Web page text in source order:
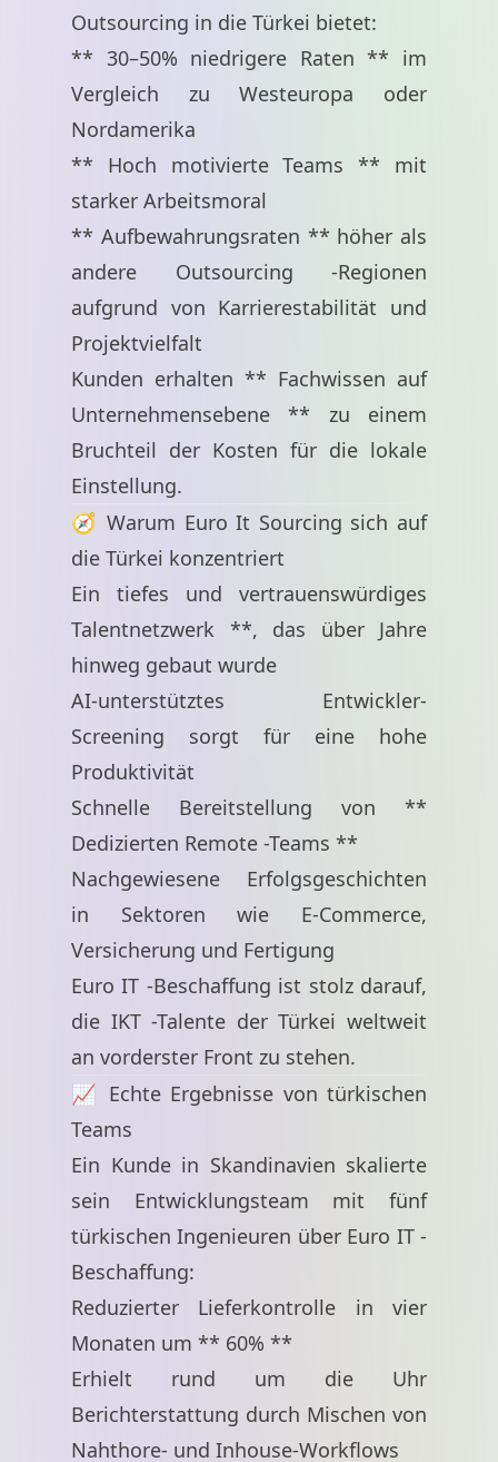
Outsourcing in die Türkei bietet:
** 30–50% niedrigere Raten ** im
Vergleich zu Westeuropa oder
Nordamerika
** Hoch motivierte Teams ** mit
starker Arbeitsmoral
** Aufbewahrungsraten ** höher als
andere Outsourcing -Regionen
aufgrund von Karrierestabilität und
Projektvielfalt
Kunden erhalten ** Fachwissen auf
Unternehmensebene ** zu einem
Bruchteil der Kosten für die lokale
Einstellung.
🧭 Warum Euro It Sourcing sich auf
die Türkei konzentriert
Ein tiefes und vertrauenswürdiges
Talentnetzwerk **, das über Jahre
hinweg gebaut wurde
AI-unterstütztes Entwickler-
Screening sorgt für eine hohe
Produktivität
Schnelle Bereitstellung von **
Dedizierten Remote -Teams **
Nachgewiesene Erfolgsgeschichten
in Sektoren wie E-Commerce,
Versicherung und Fertigung
Euro IT -Beschaffung ist stolz darauf,
die IKT -Talente der Türkei weltweit
an vorderster Front zu stehen.
📈 Echte Ergebnisse von türkischen
Teams
Ein Kunde in Skandinavien skalierte
sein Entwicklungsteam mit fünf
türkischen Ingenieuren über Euro IT -
Beschaffung:
Reduzierter Lieferkontrolle in vier
Monaten um ** 60% **
Erhielt rund um die Uhr
Berichterstattung durch Mischen von
Nahthore- und Inhouse-Workflows